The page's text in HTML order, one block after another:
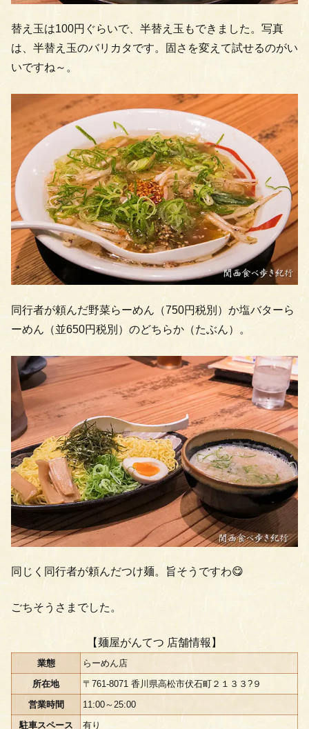
替え玉は100円ぐらいで、半替え玉もできました。写真
は、半替え玉のバリカタです。固さを変えて試せるのがい
いですね～。
同行者が頼んだ野菜らーめん（750円税別）か塩バターら
ーめん（並650円税別）のどちらか（たぶん）。
同じく同行者が頼んだつけ麺。旨そうですわ😋
ごちそうさまでした。
【麺屋がんてつ 店舗情報】
業態
らーめん店
所在地
〒761-8071 香川県高松市伏石町２１３３?９
営業時間
11:00～25:00
駐車スペース
有り